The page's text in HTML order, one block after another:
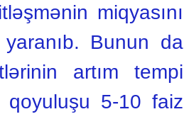
miqyasını
Bunun da
artım tempi
qoyuluşu 5-10 faiz